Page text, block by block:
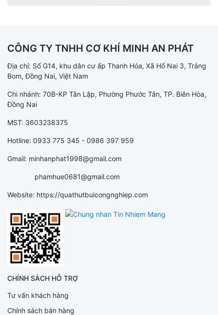
CÔNG TY TNHH CƠ KHÍ MINH AN PHÁT
Địa chỉ: Số G14, khu dân cư ấp Thanh Hóa, Xã Hố Nai 3, Trảng
Bom, Đồng Nai, Việt Nam
Chi nhánh: 70B-KP Tân Lập, Phường Phước Tân, TP. Biên Hòa,
Đồng Nai
MST: 3603238375
Hotline: 0933 775 345 - 0986 397 959
Gmail: minhanphat1998@gmail.com
phamhue0681@gmail.com
Website: https://quathutbuicongnghiep.com
CHÍNH SÁCH HỖ TRỢ
Tư vấn khách hàng
Chính sách bán hàng